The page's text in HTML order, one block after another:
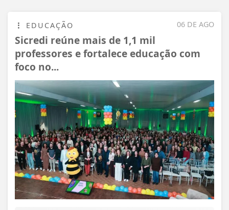
06 DE AGO
EDUCAÇÃO
Sicredi reúne mais de 1,1 mil
professores e fortalece educação com
foco no...